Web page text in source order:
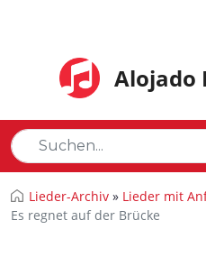
Alojado
Lieder-Archiv » Lieder mit
Es regnet auf der Brücke